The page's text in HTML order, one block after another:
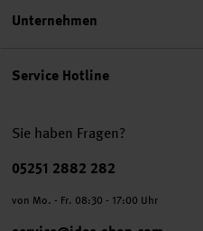
Service Hotline
Sie haben Fragen?
Telefonnummer
05251 2882 282
von Mo. - Fr. 08:30 - 17:00 Uhr
Unternehmen